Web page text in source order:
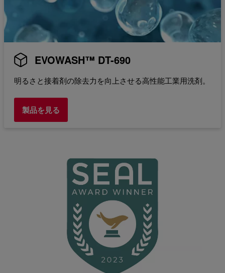
EVOWASH™ DT-690
明るさと接着剤の除去力を向上させる高性能工業用洗剤。
製品を見る